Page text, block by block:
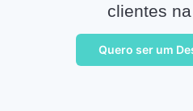
clientes
Quero ser um